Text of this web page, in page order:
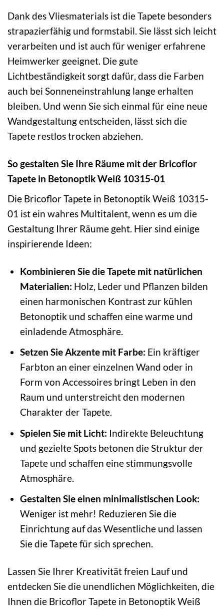
Dank des Vliesmaterials ist die Tapete besonders
strapazierfähig und formstabil. Sie lässt sich leicht
verarbeiten und ist auch für weniger erfahrene
Heimwerker geeignet. Die gute
Lichtbeständigkeit sorgt dafür, dass die Farben
auch bei Sonneneinstrahlung lange erhalten
bleiben. Und wenn Sie sich einmal für eine neue
Wandgestaltung entscheiden, lässt sich die
Tapete restlos trocken abziehen.
So gestalten Sie Ihre Räume mit der Bricoflor
Tapete in Betonoptik Weiß 10315-01
Die Bricoflor Tapete in Betonoptik Weiß 10315-
01 ist ein wahres Multitalent, wenn es um die
Gestaltung Ihrer Räume geht. Hier sind einige
inspirierende Ideen:
Kombinieren Sie die Tapete mit natürlichen
Materialien: Holz, Leder und Pflanzen bilden
einen harmonischen Kontrast zur kühlen
Betonoptik und schaffen eine warme und
einladende Atmosphäre.
Setzen Sie Akzente mit Farbe: Ein kräftiger
Farbton an einer einzelnen Wand oder in
Form von Accessoires bringt Leben in den
Raum und unterstreicht den modernen
Charakter der Tapete.
Spielen Sie mit Licht: Indirekte Beleuchtung
und gezielte Spots betonen die Struktur der
Tapete und schaffen eine stimmungsvolle
Atmosphäre.
Gestalten Sie einen minimalistischen Look:
Weniger ist mehr! Reduzieren Sie die
Einrichtung auf das Wesentliche und lassen
Sie die Tapete für sich sprechen.
Lassen Sie Ihrer Kreativität freien Lauf und
entdecken Sie die unendlichen Möglichkeiten, die
Ihnen die Bricoflor Tapete in Betonoptik Weiß